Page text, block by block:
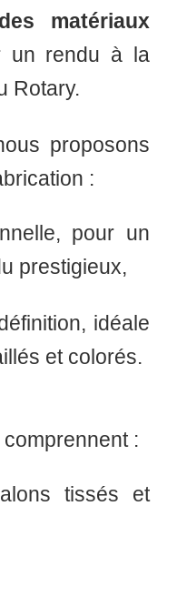
matériaux
un rendu à la
Rotary.
proposons
:
, pour un
prestigieux,
, idéale
et colorés.
:
tissés et